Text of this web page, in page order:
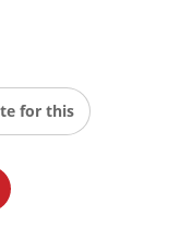
for this